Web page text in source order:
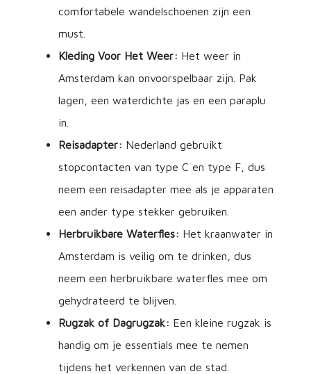
comfortabele wandelschoenen zijn een
must.
Kleding Voor Het Weer: Het weer in
Amsterdam kan onvoorspelbaar zijn. Pak
lagen, een waterdichte jas en een paraplu
in.
Reisadapter: Nederland gebruikt
stopcontacten van type C en type F, dus
neem een reisadapter mee als je apparaten
een ander type stekker gebruiken.
Herbruikbare Waterfles: Het kraanwater in
Amsterdam is veilig om te drinken, dus
neem een herbruikbare waterfles mee om
gehydrateerd te blijven.
Rugzak of Dagrugzak: Een kleine rugzak is
handig om je essentials mee te nemen
tijdens het verkennen van de stad.